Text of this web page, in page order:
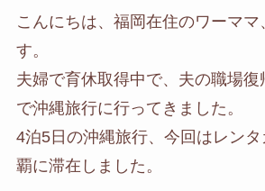
こんにちは、福岡在住のワーマ
す。
夫婦で育休取得中で、夫の職場
で沖縄旅行に行ってきました。
4泊5日の沖縄旅行、今回はレン
覇に滞在しました。